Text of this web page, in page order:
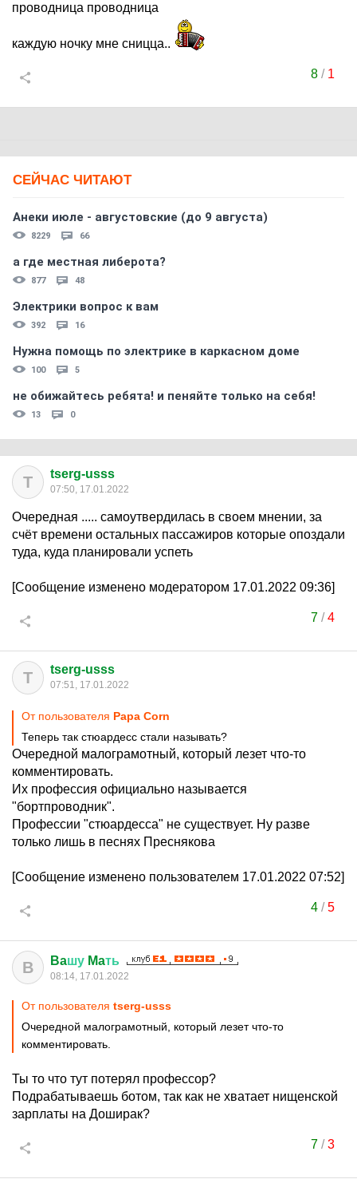
проводница проводница
каждую ночку мне сницца..
8/ 1
СЕЙЧАС ЧИТАЮТ
Анеки июле - августовские (до 9 августа)
8229 66
а где местная либерота?
877 48
Электрики вопрос к вам
392 16
Нужна помощь по электрике в каркасном доме
100 5
не обижайтесь ребята! и пеняйте только на себя!
13 0
T tserg-usss
07:50, 17.01.2022
Очередная ..... самоутвердилась в своем мнении, за
счёт времени остальных пассажиров которые опоздали
туда, куда планировали успеть
[Сообщение изменено модератором 17.01.2022 09:36]
7/4
T tserg-usss
07:51, 17.01.2022
От пользователя Pаpа Cоrn
Теперь так стюардесс стали называть?
Очередной малограмотный, который лезет что-то
комментировать.
Их профессия официально называется
"бортпроводник".
Профессии "стюардесса" не существует. Ну разве
только лишь в песнях Преснякова
[Сообщение изменено пользователем 17.01.2022 07:52]
4/5
B Baшу Maть
08:14, 17.01.2022
От пользователя tserg-usss
Очередной малограмотный, который лезет что-то
комментировать.
Ты то что тут потерял профессор?
Подрабатываешь ботом, так как не хватает нищенской
зарплаты на Доширак?
7/3